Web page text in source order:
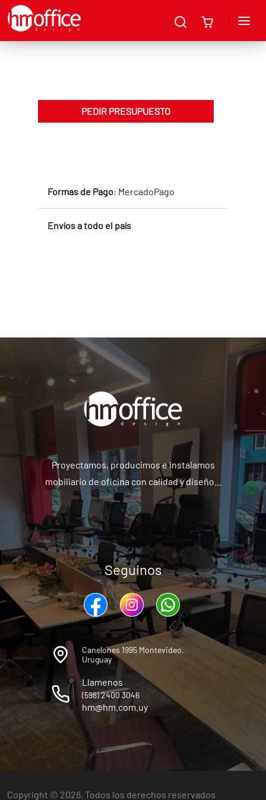
PEDIR PRESUPUESTO
Formas de Pago: MercadoPago
Envíos a todo el país
Proyectamos, producimos e instalamos
mobiliario de oficina con calidad y diseño...
Seguinos
Canelones 1995 Montevideo,
Uruguay
Llamenos
(598) 2400 3046
hm@hm.com.uy
Copyright © 2026, Todos los derechos reservados